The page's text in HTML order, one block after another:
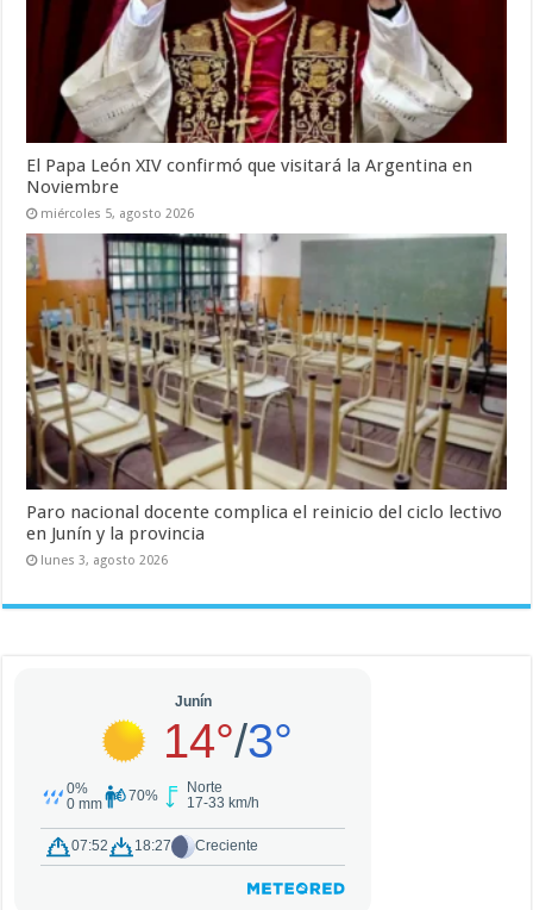
El Papa León XIV confirmó que visitará la Argentina en
Noviembre
miércoles 5, agosto 2026
Paro nacional docente complica el reinicio del ciclo lectivo
en Junín y la provincia
lunes 3, agosto 2026